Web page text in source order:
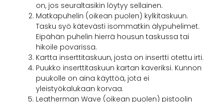
on, jos seuraltasikin löytyy sellainen.
Matkapuhelin (oikean puolen) kylkitaskuun.
Tasku syö kätevästi isommatkin älypuhelimet.
Eipähän puhelin hierrä housun taskussa tai
hikoile povarissa.
Kartta inserttitaskuun, josta on insertti otettu irti.
Puukko inserttitaskuun kartan kaveriksi. Kunnon
puukolle on aina käyttöä, jota ei
yleistyökalukaan korvaa.
Leatherman Wave (oikean puolen) pistoolin